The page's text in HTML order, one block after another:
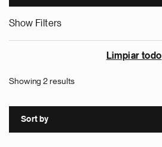
Show Filters
Limpiar todo
Showing 2 results
Sort by